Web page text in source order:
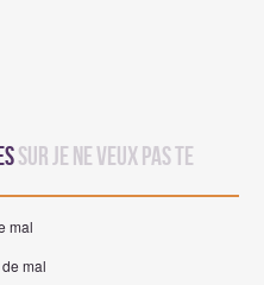
sur Je ne veux pas te
mal
mal